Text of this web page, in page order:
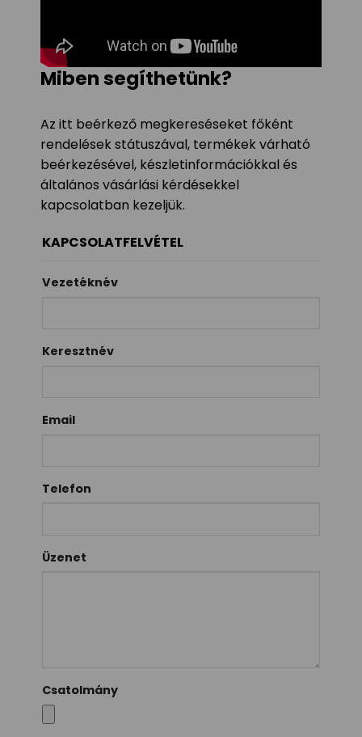
Miben segíthetünk?
Az itt beérkező megkereséseket főként
rendelések státuszával, termékek várható
beérkezésével, készletinformációkkal és
általános vásárlási kérdésekkel
kapcsolatban kezeljük.
KAPCSOLATFELVÉTEL
Vezetéknév
Keresztnév
Email
Telefon
Üzenet
Csatolmány